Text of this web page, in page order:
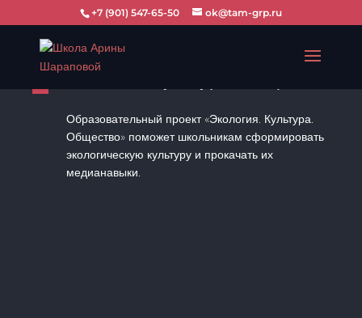
+7 (901) 547-65-50 ok@tam-grp.ru
Образовательный проект «Экология. Культура.
Общество» поможет школьникам сформировать
экологическую культуру и прокачать их
медианавыки.